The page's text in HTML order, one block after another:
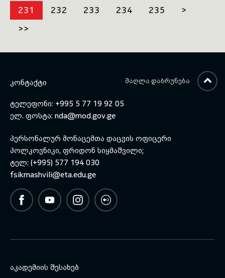
მომავალმა ოფიცრებმა
კაპანაძემ და თავდაცვის
მინისტრის მოადგილემ ბესიკ
231
232 233 234 235
>
>>
ᲙᲝᲜᲢᲐᲥᲢᲘ
ტელეფონი: +995 5 77 19 92 05
ელ. ფოსტა: nda@mod.gov.ge
პერსონალურ მონაცემთა დაცვის ოფიცერი
პოლკოვნიკი, ფრიდონ სიყმაშვილი;
ტელ: (+995) 577 194 030
fsikmashvili@eta.edu.ge
ᲐᲙᲐᲓᲔᲛᲘᲘᲡ ᲨᲔᲡᲐᲮᲔᲑ
ᲛᲐᲦᲚᲐ ᲓᲐᲑᲠᲣᲜᲔᲑᲐ